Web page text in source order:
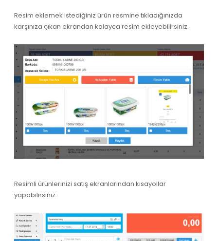
Resim eklemek istediğiniz ürün resmine tıkladığınızda
karşınıza çıkan ekrandan kolayca resim ekleyebilirsiniz.
Resimli ürünlerinizi satış ekranlarından kısayollar
yapabilirsiniz.